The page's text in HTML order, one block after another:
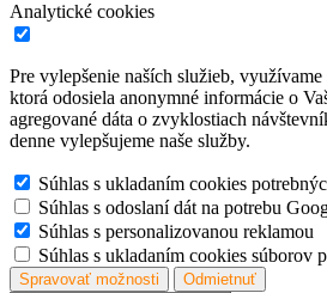
Analytické cookies
Pre vylepšenie naších služieb,
ktorá odosiela anonymné informácie o
agregované dáta o zvyklostiach
denne vylepšujeme naše služby.
Súhlas s ukladaním cookies
Súhlas s odoslaní dát na potrebu
Súhlas s personalizovanou reklamou
Súhlas s ukladaním cookies súborov
Spravovať možnosti
Odmietnuť